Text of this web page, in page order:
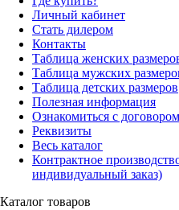
Личный кабинет
Стать дилером
Контакты
Таблица женских
Таблица мужских
Таблица детских размеров
Полезная информация
Ознакомиться с договором
Реквизиты
Весь каталог
Контрактное
индивидуальный заказ)
Каталог товаров